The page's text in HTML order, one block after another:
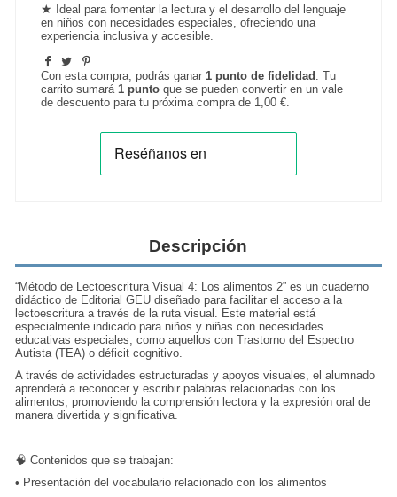
★
Ideal para fomentar la lectura y el desarrollo del lenguaje
en niños con necesidades especiales, ofreciendo una
experiencia inclusiva y accesible.
Con esta compra, podrás ganar1 punto de fidelidad . Tu
carrito sumará1 punto que se pueden convertir en un vale
de descuento para tu próxima compra de 1,00 €.
Descripción
“Método de Lectoescritura Visual 4: Los alimentos 2” es un cuaderno
didáctico de Editorial GEU diseñado para facilitar el acceso a la
lectoescritura a través de la ruta visual. Este material está
especialmente indicado para niños y niñas con necesidades
educativas especiales, como aquellos con Trastorno del Espectro
Autista (TEA) o déficit cognitivo.
A través de actividades estructuradas y apoyos visuales, el alumnado
aprenderá a reconocer y escribir palabras relacionadas con los
alimentos, promoviendo la comprensión lectora y la expresión oral de
manera divertida y significativa.
🧠 Contenidos que se trabajan:
• Presentación del vocabulario relacionado con los alimentos